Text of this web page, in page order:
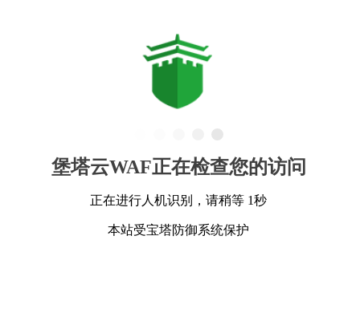
堡塔云WAF正在检查您的访问
正在进行人机识别，请稍等 1秒
本站受宝塔防御系统保护